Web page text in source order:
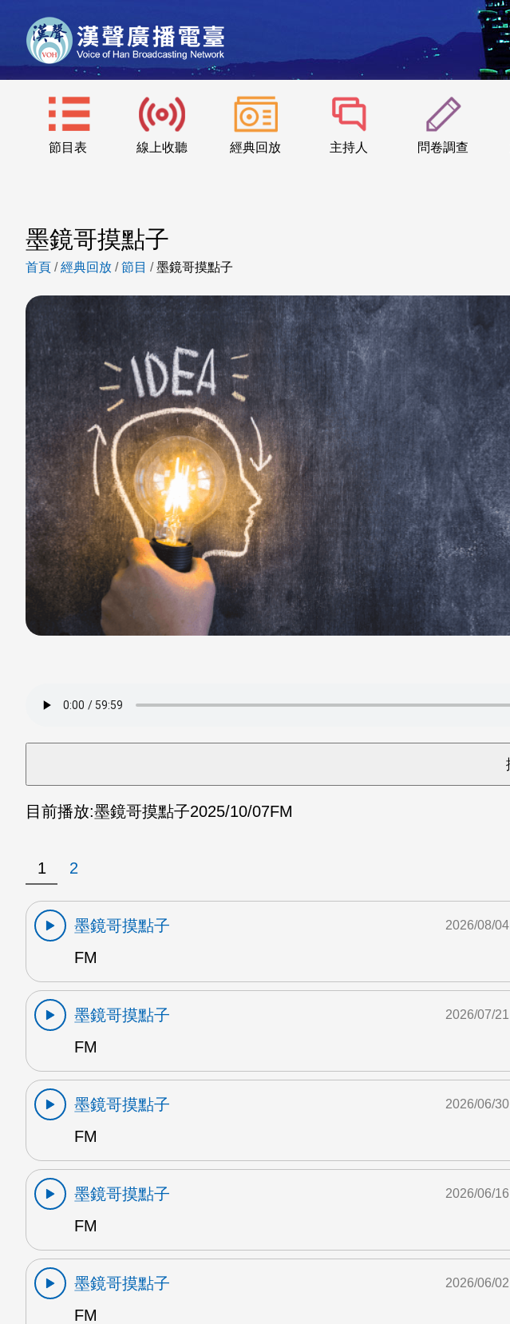
節目表 線上收聽 經典回放 主持人 問卷調查
墨鏡哥摸點子
首頁 /經典回放 /節目 /墨鏡哥摸點子
目前播放:墨鏡哥摸點子2025/10/07FM
1 2
墨鏡哥摸點子
FM
2026/08/04
墨鏡哥摸點子
FM
2026/07/21
墨鏡哥摸點子
FM
2026/06/30
墨鏡哥摸點子
FM
2026/06/16
墨鏡哥摸點子
FM
2026/06/02